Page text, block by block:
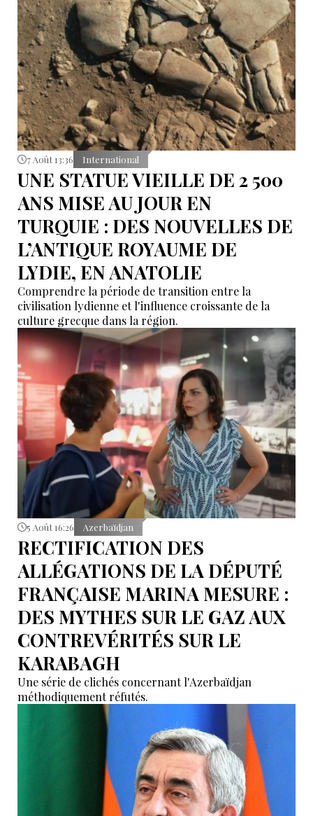
7 Août 13:36 International
UNE STATUE VIEILLE DE 2 500
ANS MISE AU JOUR EN
TURQUIE : DES NOUVELLES DE
L’ANTIQUE ROYAUME DE
LYDIE, EN ANATOLIE
Comprendre la période de transition entre la
civilisation lydienne et l'influence croissante de la
culture grecque dans la région.
5 Août 16:26 Azerbaïdjan
RECTIFICATION DES
ALLÉGATIONS DE LA DÉPUTÉ
FRANÇAISE MARINA MESURE :
DES MYTHES SUR LE GAZ AUX
CONTREVÉRITÉS SUR LE
KARABAGH
Une série de clichés concernant l'Azerbaïdjan
méthodiquement réfutés.